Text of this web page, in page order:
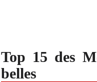
Top 15 des
belles